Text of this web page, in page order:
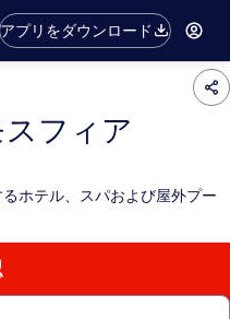
アプリをダウンロード
フィア
ホテル、スパおよび屋外プー